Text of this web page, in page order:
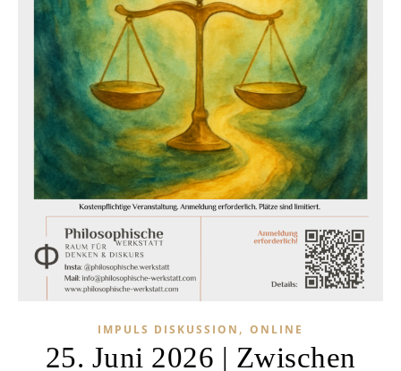
IMPULS DISKUSSION , ONLINE
25. Juni 2026 | Zwischen